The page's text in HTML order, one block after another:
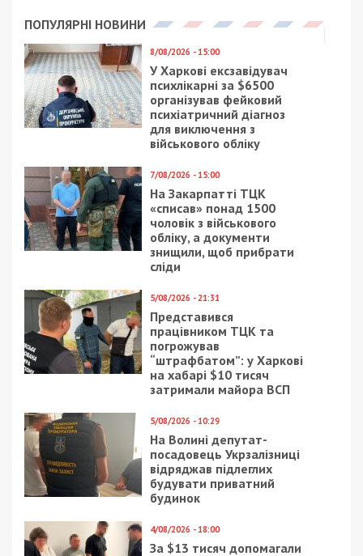
Рекламні блоки дають нам змогу
залишатися незалежними ЗМІ, а вам -
отримувати найсвіжіші новини під ними.
Приєднуйтесь також до 49000 в Google News. Слідкуйте
за останніми новинами!
Приєднатися
Читайте також
Предыдущая статья:
Безработную днепрянку обобрали
кадровые аферисты: видео
Следующая статья:
Днепрянин с инвалидностью едва не
мобильного